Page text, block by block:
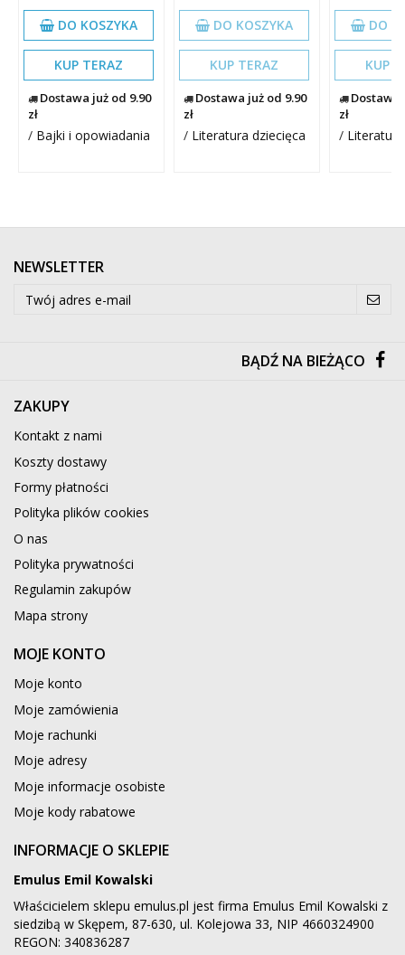
DO KOSZYKA
KUP TERAZ
Dostawa już od 9.90
zł
/ Bajki i opowiadania
DO KOSZYKA
KUP TERAZ
Dostawa już od 9.90
zł
/ Literatura dziecięca
DO
KUP
Dostawa
zł
/
NEWSLETTER
BĄDŹ NA BIEŻĄCO
ZAKUPY
Kontakt z nami
Koszty dostawy
Formy płatności
Polityka plików cookies
O nas
Polityka prywatności
Regulamin zakupów
Mapa strony
MOJE KONTO
Moje konto
Moje zamówienia
Moje rachunki
Moje adresy
Moje informacje osobiste
Moje kody rabatowe
INFORMACJE O SKLEPIE
Emulus Emil Kowalski
Właścicielem sklepu emulus.pl jest firma Emulus Emil Kowalski z
siedzibą w Skępem, 87-630, ul. Kolejowa 33, NIP 4660324900
REGON: 340836287